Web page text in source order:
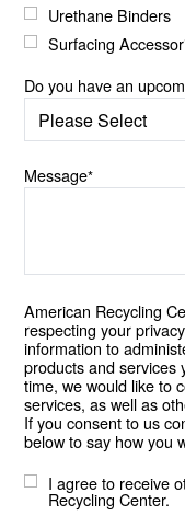
Urethane Binders
Surfacing
Do you have an
Message*
American Recycling
respecting your
information to
products and services
time, we would like to
services, as well as
If you consent to us
below to say how you
I agree to receive
Recycling Center.